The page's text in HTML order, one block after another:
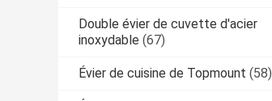
Double évier de cuvette d'acier
inoxydable (67)
Évier de cuisine de Topmount (58)